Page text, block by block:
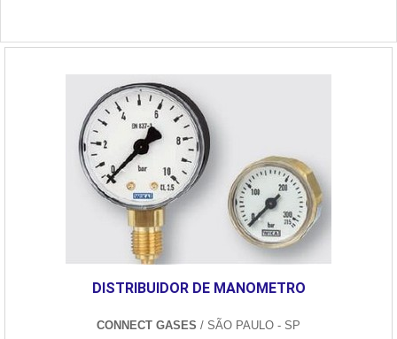
DISTRIBUIDOR DE MANOMETRO
CONNECT GASES / SÃO PAULO - SP